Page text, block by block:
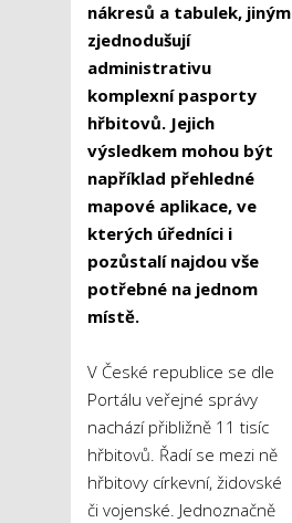
nákresů a tabulek, jiným
zjednodušují
administrativu
komplexní pasporty
hřbitovů. Jejich
výsledkem mohou být
například přehledné
mapové aplikace, ve
kterých úředníci i
pozůstalí najdou vše
potřebné na jednom
místě.
V České republice se dle
Portálu veřejné správy
nachází přibližně 11 tisíc
hřbitovů. Řadí se mezi ně
hřbitovy církevní, židovské
či vojenské. Jednoznačně